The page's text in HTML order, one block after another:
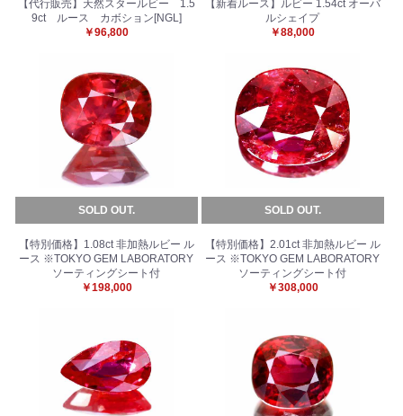
【代行販売】天然スタールビー 1.5
9ct ルース カボション[NGL]
￥96,800
【新着ルース】ルビー 1.54ct オーバ
ルシェイプ
￥88,000
SOLD OUT.
【特別価格】1.08ct 非加熱ルビー ル
ース ※TOKYO GEM LABORATORY
ソーティングシート付
￥198,000
SOLD OUT.
【特別価格】2.01ct 非加熱ルビー ル
ース ※TOKYO GEM LABORATORY
ソーティングシート付
￥308,000